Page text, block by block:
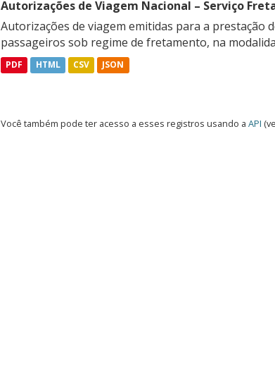
Autorizações de Viagem Nacional – Serviço
Autorizações de viagem emitidas para a
passageiros sob regime de fretamento, na
PDF HTML CSV JSON
Você também pode ter acesso a esses registros usando a API